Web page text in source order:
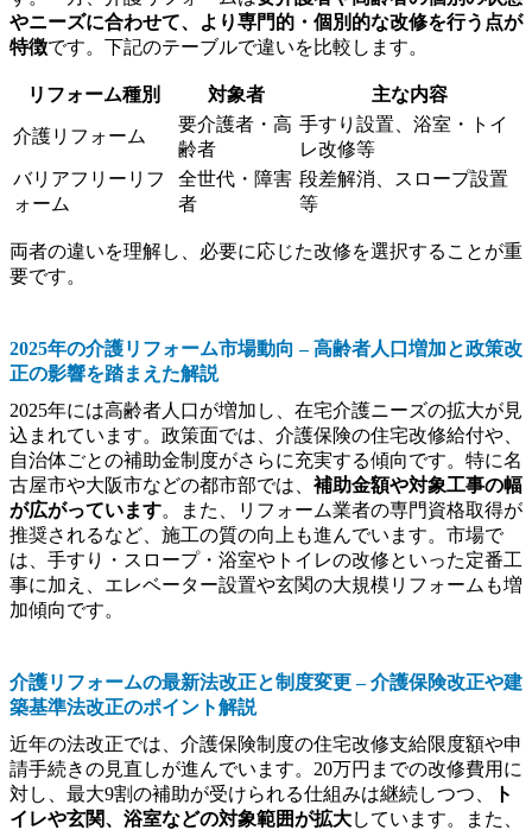
やニーズに合わせて、より専門的・個別的な改修を行う点が
特徴です。下記のテーブルで違いを比較します。
リフォーム種別 対象者 主な内容
介護リフォーム
要介護者・高
齢者
手すり設置、浴室・トイ
レ改修等
バリアフリーリフ
ォーム
全世代・障害
者
段差解消、スロープ設置
等
両者の違いを理解し、必要に応じた改修を選択することが重
要です。
2025年の介護リフォーム市場動向 – 高齢者人口増加と政策改
正の影響を踏まえた解説
2025年には高齢者人口が増加し、在宅介護ニーズの拡大が見
込まれています。政策面では、介護保険の住宅改修給付や、
自治体ごとの補助金制度がさらに充実する傾向です。特に名
古屋市や大阪市などの都市部では、 補助金額や対象工事の幅
が広がっています。また、リフォーム業者の専門資格取得が
推奨されるなど、施工の質の向上も進んでいます。市場で
は、手すり・スロープ・浴室やトイレの改修といった定番工
事に加え、エレベーター設置や玄関の大規模リフォームも増
加傾向です。
介護リフォームの最新法改正と制度変更 – 介護保険改正や建
築基準法改正のポイント解説
近年の法改正では、介護保険制度の住宅改修支給限度額や申
請手続きの見直しが進んでいます。20万円までの改修費用に
対し、最大9割の補助が受けられる仕組みは継続しつつ、
ト
イレや玄関、浴室などの対象範囲が拡大しています。また、